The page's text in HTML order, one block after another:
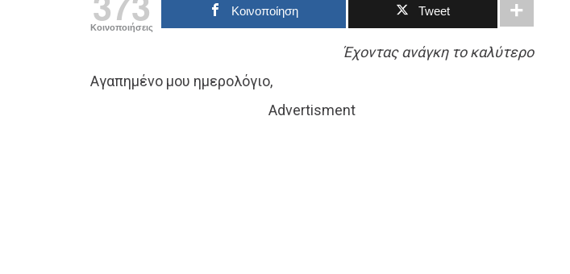
Κοινοποιήσεις
Κοινοποίηση Tweet
Έχοντας ανάγκη το καλύτερο
Αγαπημένο μου ημερολόγιο,
Advertisment